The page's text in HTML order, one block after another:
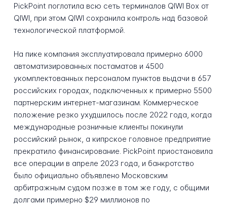
PickPoint поглотила всю сеть терминалов QIWI Box от
QIWI, при этом QIWI сохранила контроль над базовой
технологической платформой.
На пике компания эксплуатировала примерно 6000
автоматизированных постаматов и 4500
укомплектованных персоналом пунктов выдачи в 657
российских городах, подключенных к примерно 5500
партнерским интернет-магазинам. Коммерческое
положение резко ухудшилось после 2022 года, когда
международные розничные клиенты покинули
российский рынок, а кипрское головное предприятие
прекратило финансирование. PickPoint приостановила
все операции в апреле 2023 года, и банкротство
было официально объявлено Московским
арбитражным судом позже в том же году, с общими
долгами примерно $29 миллионов по